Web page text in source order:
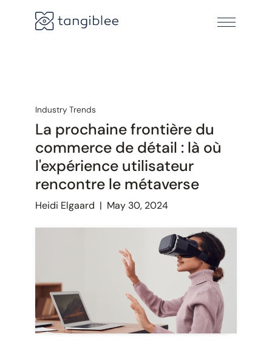
Industry Trends
La prochaine frontière du
commerce de détail : là où
l'expérience utilisateur
rencontre le métaverse
Heidi Elgaard | May 30, 2024